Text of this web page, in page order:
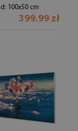
100x50 cm
399.99 zł